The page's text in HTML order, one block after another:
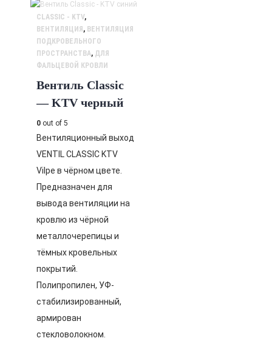
CLASSIC - KTV,
ВЕНТИЛЯЦИЯ, ВЕНТИЛЯЦИЯ
ПОДКРОВЕЛЬНОГО
ПРОСТРАНСТВА, ДЛЯ
ФАЛЬЦЕВОЙ КРОВЛИ
Вентиль Classic
— KTV черный
0 out of 5
Вентиляционный выход
VENTIL CLASSIC KTV
Vilpe в чёрном цвете.
Предназначен для
вывода вентиляции на
кровлю из чёрной
металлочерепицы и
тёмных кровельных
покрытий.
Полипропилен, УФ-
стабилизированный,
армирован
стекловолокном.